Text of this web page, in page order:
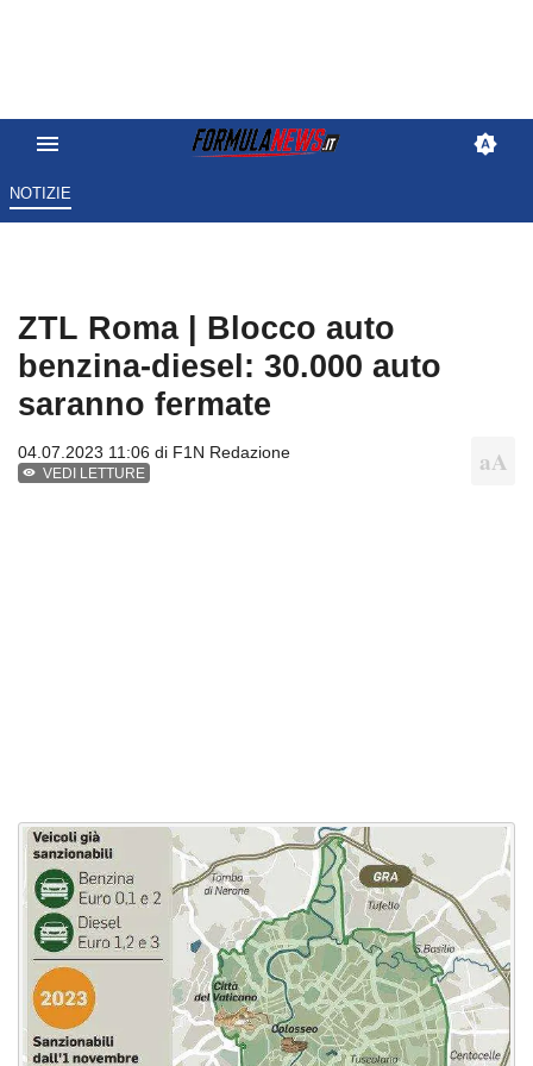
NOTIZIE
ZTL Roma | Blocco auto
benzina-diesel: 30.000 auto
saranno fermate
04.07.2023 11:06 di F1N Redazione
VEDI LETTURE